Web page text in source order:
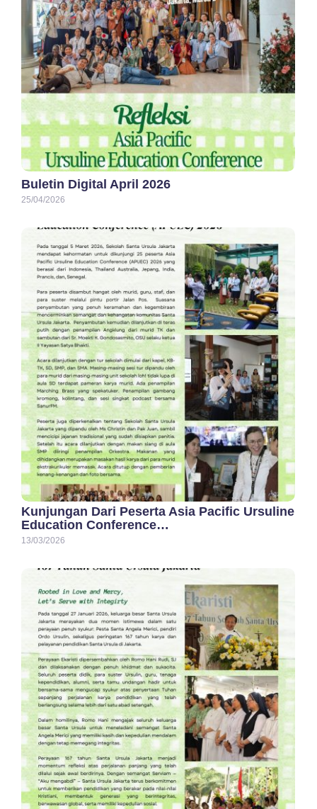
Buletin Digital April 2026
25/04/2026
Kunjungan Dari Peserta Asia Pacific Ursuline
Education Conference…
13/03/2026